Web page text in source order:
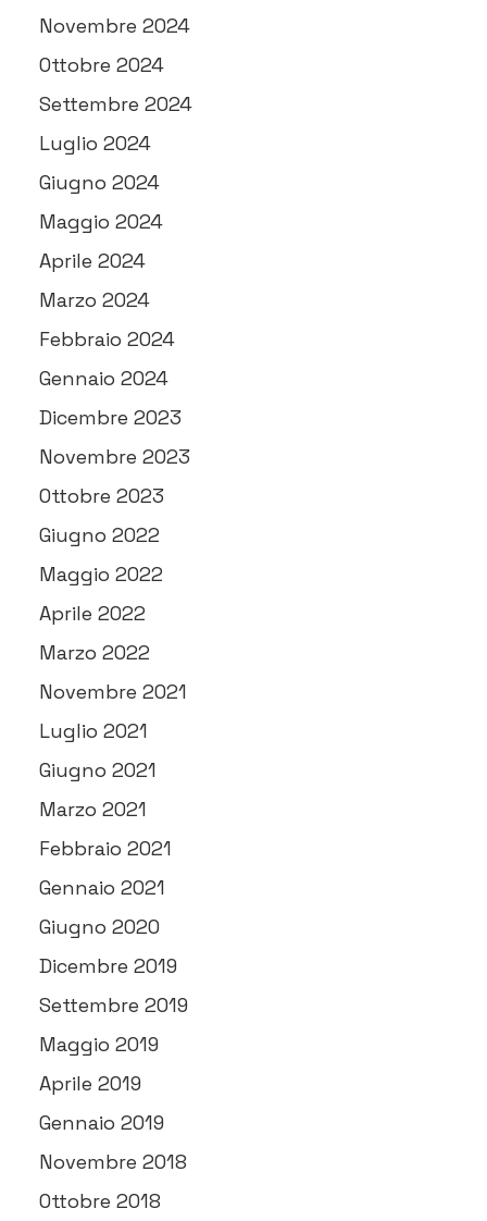
Novembre 2024
Ottobre 2024
Settembre 2024
Luglio 2024
Giugno 2024
Maggio 2024
Aprile 2024
Marzo 2024
Febbraio 2024
Gennaio 2024
Dicembre 2023
Novembre 2023
Ottobre 2023
Giugno 2022
Maggio 2022
Aprile 2022
Marzo 2022
Novembre 2021
Luglio 2021
Giugno 2021
Marzo 2021
Febbraio 2021
Gennaio 2021
Giugno 2020
Dicembre 2019
Settembre 2019
Maggio 2019
Aprile 2019
Gennaio 2019
Novembre 2018
Ottobre 2018